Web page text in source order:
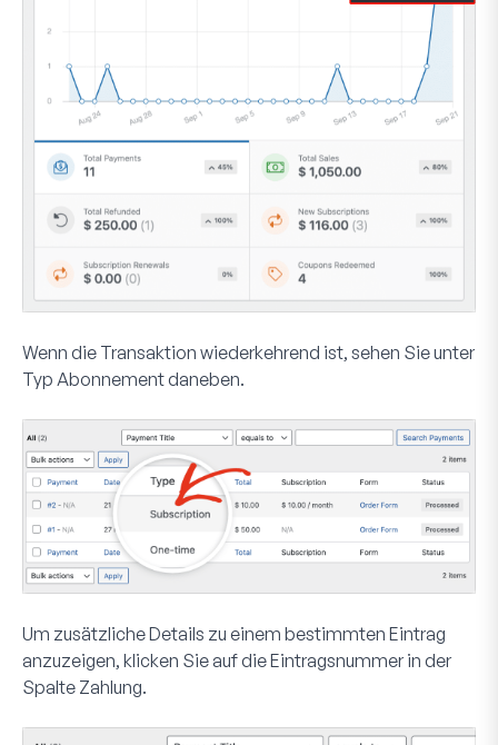
Wenn die Transaktion wiederkehrend ist, sehen Sie unter
Typ Abonnementdaneben.
Um zusätzliche Details zu einem bestimmten Eintrag
anzuzeigen, klicken Sie auf die Eintragsnummer in der
Spalte Zahlung.